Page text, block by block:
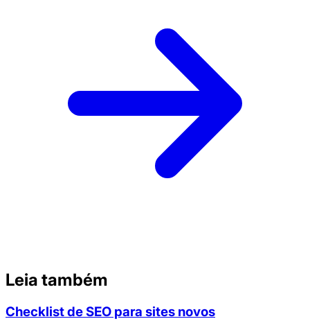
Leia também
Checklist de SEO para sites novos